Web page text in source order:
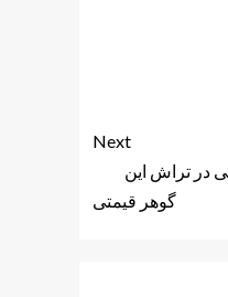
Next
در تراش این
گوهر قیمتی